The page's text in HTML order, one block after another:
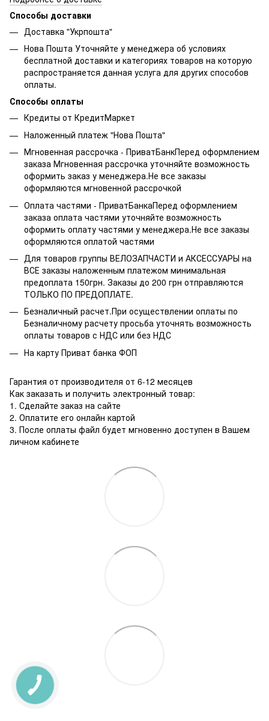
Способы доставки
Доставка "Укрпошта"
Нова Пошта Уточняйте у менеджера об условиях
бесплатной доставки и категориях товаров на которую
распространяется данная услуга для других способов
оплаты.
Способы оплаты
Кредиты от КредитМаркет
Наложенный платеж "Нова Пошта"
Мгновенная рассрочка - ПриватБанкПеред оформлением
заказа Мгновенная рассрочка уточняйте возможность
оформить заказ у менеджера.Не все заказы
оформляются мгновенной рассрочкой
Оплата частями - ПриватБанкаПеред оформлением
заказа оплата частями уточняйте возможность
оформить оплату частями у менеджера.Не все заказы
оформляются оплатой частями
Для товаров группы ВЕЛОЗАПЧАСТИ и АКСЕССУАРЫ на
ВСЕ заказы наложенным платежом минимальная
предоплата 150грн. Заказы до 200 грн отправляются
ТОЛЬКО ПО ПРЕДОПЛАТЕ.
Безналичный расчет.При осуществлении оплаты по
Безналичному расчету просьба уточнять возможность
оплаты товаров с НДС или без НДС
На карту Приват банка ФОП
Гарантия от производителя от 6-12 месяцев
Как заказать и получить электронный товар:
1. Сделайте заказ на сайте
2. Оплатите его онлайн картой
3. После оплаты файл будет мгновенно доступен в Вашем
личном кабинете